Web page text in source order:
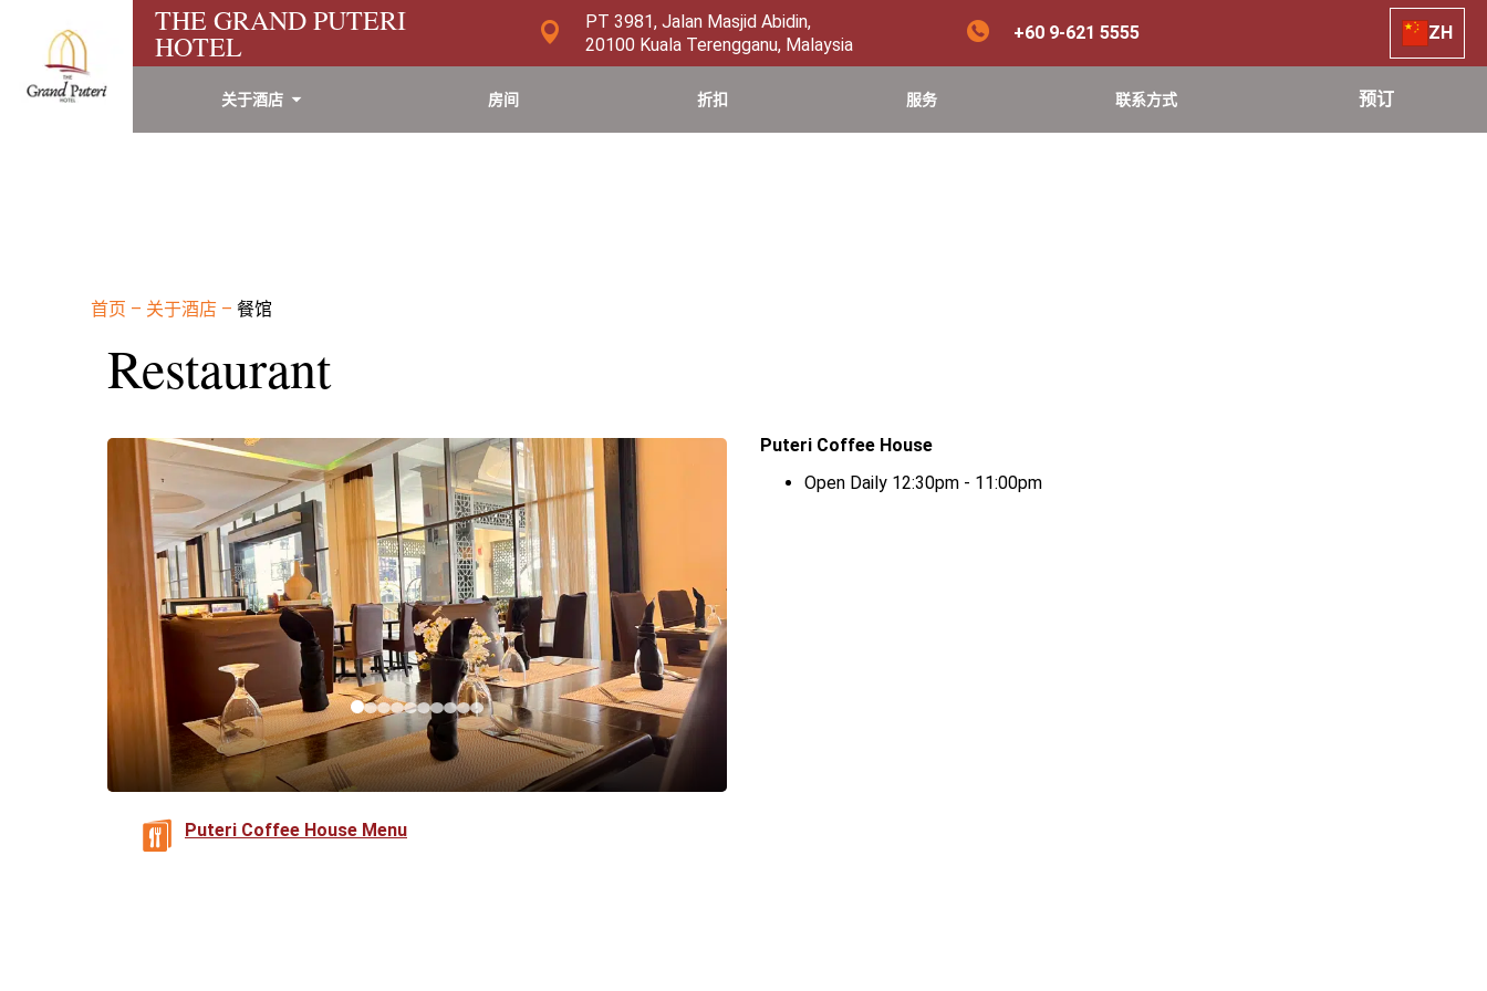
THE GRAND PUTERI
HOTEL
PT 3981, Jalan Masjid Abidin,
20100 Kuala Terengganu, Malaysia
+60 9-621 5555 ZH
关于酒店 房间 折扣 服务 联系方式 预订
首页 – 关于酒店 – 餐馆
Restaurant
Puteri Coffee House Menu
Puteri Coffee House
Open Daily 12:30pm - 11:00pm